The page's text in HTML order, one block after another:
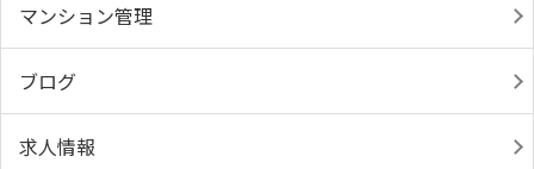
マンション管理
ブログ
求人情報